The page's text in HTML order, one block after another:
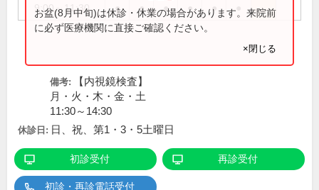
9:00～11:30 ● ● ● ● ●
お盆(8月中旬)は休診・休業の場合があります。来院前
に必ず医療機関に直接ご確認ください。
×閉じる
備考:
【内視鏡検査】
月・火・木・金・土
11:30～14:30
休診日: 日、祝、第1・3・5土曜日
初診受付 再診受付
初診・再診電話受付